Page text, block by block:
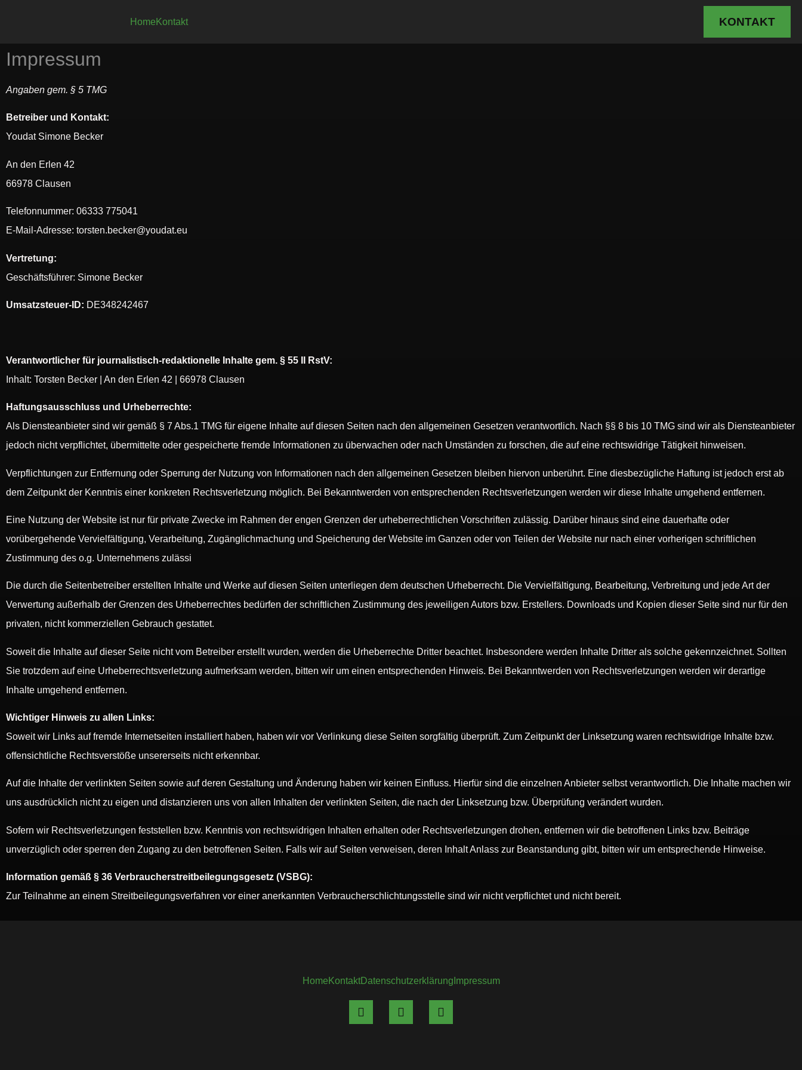
Home Kontakt KONTAKT
Impressum
Angaben gem. § 5 TMG
Betreiber und Kontakt:
Youdat Simone Becker
An den Erlen 42
66978 Clausen
Telefonnummer: 06333 775041
E-Mail-Adresse: torsten.becker@youdat.eu
Vertretung:
Geschäftsführer: Simone Becker
Umsatzsteuer-ID: DE348242467
Verantwortlicher für journalistisch-redaktionelle Inhalte gem. § 55 II RstV:
Inhalt: Torsten Becker | An den Erlen 42 | 66978 Clausen
Haftungsausschluss und Urheberrechte:
Als Diensteanbieter sind wir gemäß § 7 Abs.1 TMG für eigene Inhalte auf diesen Seiten nach den allgemeinen Gesetzen verantwortlich. Nach §§ 8 bis 10 TMG sind wir als Diensteanbieter
jedoch nicht verpflichtet, übermittelte oder gespeicherte fremde Informationen zu überwachen oder nach Umständen zu forschen, die auf eine rechtswidrige Tätigkeit hinweisen.
Verpflichtungen zur Entfernung oder Sperrung der Nutzung von Informationen nach den allgemeinen Gesetzen bleiben hiervon unberührt. Eine diesbezügliche Haftung ist jedoch erst ab
dem Zeitpunkt der Kenntnis einer konkreten Rechtsverletzung möglich. Bei Bekanntwerden von entsprechenden Rechtsverletzungen werden wir diese Inhalte umgehend entfernen.
Eine Nutzung der Website ist nur für private Zwecke im Rahmen der engen Grenzen der urheberrechtlichen Vorschriften zulässig. Darüber hinaus sind eine dauerhafte oder
vorübergehende Vervielfältigung, Verarbeitung, Zugänglichmachung und Speicherung der Website im Ganzen oder von Teilen der Website nur nach einer vorherigen schriftlichen
Zustimmung des o.g. Unternehmens zulässi
Die durch die Seitenbetreiber erstellten Inhalte und Werke auf diesen Seiten unterliegen dem deutschen Urheberrecht. Die Vervielfältigung, Bearbeitung, Verbreitung und jede Art der
Verwertung außerhalb der Grenzen des Urheberrechtes bedürfen der schriftlichen Zustimmung des jeweiligen Autors bzw. Erstellers. Downloads und Kopien dieser Seite sind nur für den
privaten, nicht kommerziellen Gebrauch gestattet.
Soweit die Inhalte auf dieser Seite nicht vom Betreiber erstellt wurden, werden die Urheberrechte Dritter beachtet. Insbesondere werden Inhalte Dritter als solche gekennzeichnet. Sollten
Sie trotzdem auf eine Urheberrechtsverletzung aufmerksam werden, bitten wir um einen entsprechenden Hinweis. Bei Bekanntwerden von Rechtsverletzungen werden wir derartige
Inhalte umgehend entfernen.
Wichtiger Hinweis zu allen Links:
Soweit wir Links auf fremde Internetseiten installiert haben, haben wir vor Verlinkung diese Seiten sorgfältig überprüft. Zum Zeitpunkt der Linksetzung waren rechtswidrige Inhalte bzw.
offensichtliche Rechtsverstöße unsererseits nicht erkennbar.
Auf die Inhalte der verlinkten Seiten sowie auf deren Gestaltung und Änderung haben wir keinen Einfluss. Hierfür sind die einzelnen Anbieter selbst verantwortlich. Die Inhalte machen wir
uns ausdrücklich nicht zu eigen und distanzieren uns von allen Inhalten der verlinkten Seiten, die nach der Linksetzung bzw. Überprüfung verändert wurden.
Sofern wir Rechtsverletzungen feststellen bzw. Kenntnis von rechtswidrigen Inhalten erhalten oder Rechtsverletzungen drohen, entfernen wir die betroffenen Links bzw. Beiträge
unverzüglich oder sperren den Zugang zu den betroffenen Seiten. Falls wir auf Seiten verweisen, deren Inhalt Anlass zur Beanstandung gibt, bitten wir um entsprechende Hinweise.
Information gemäß § 36 Verbraucherstreitbeilegungsgesetz (VSBG):
Zur Teilnahme an einem Streitbeilegungsverfahren vor einer anerkannten Verbraucherschlichtungsstelle sind wir nicht verpflichtet und nicht bereit.
HomeKontaktDatenschutzerklärung Impressum